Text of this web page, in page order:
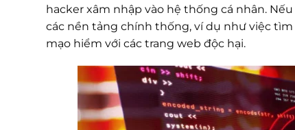
hacker xâm nhập vào hệ thống cá nhân.
các nền tảng chính thống, ví dụ như việc tìm
mạo hiểm với các trang web độc hại.